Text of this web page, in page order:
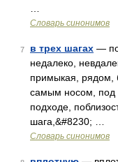
Словарь синонимов
7 в трех шагах —
недалеко,
примыкая, рядом,
самым носом, под
подходе,
шага,&#8230; …
Словарь синонимов